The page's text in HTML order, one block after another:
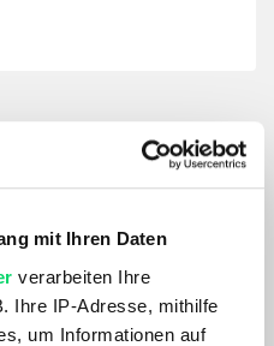
mit Ihren Daten
verarbeiten Ihre
Ihre IP-Adresse, mithilfe
um Informationen auf